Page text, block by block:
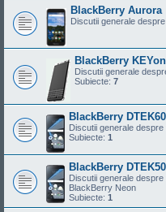
BlackBerry Aurora
Discutii generale
BlackBerry
Discutii generale
Subiecte: 7
BlackBerry DTEK60
Discutii generale
Subiecte: 1
BlackBerry
Discutii generale
BlackBerry Neon
Subiecte: 1